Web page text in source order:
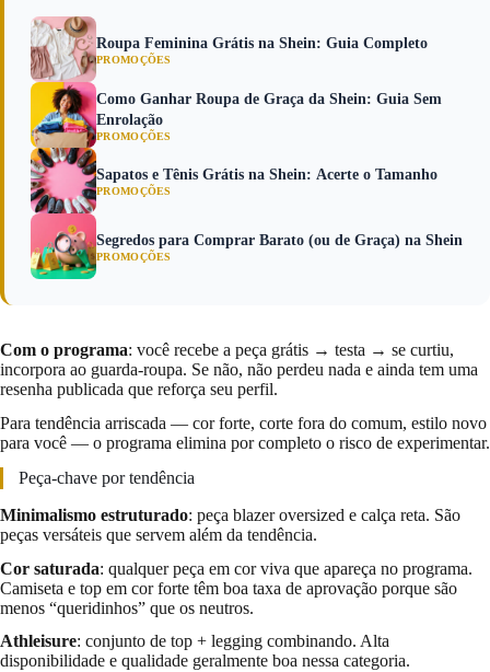
Roupa Feminina Grátis na Shein: Guia Completo
PROMOÇÕES
Como Ganhar Roupa de Graça da Shein: Guia Sem
Enrolação
PROMOÇÕES
Sapatos e Tênis Grátis na Shein: Acerte o Tamanho
PROMOÇÕES
Segredos para Comprar Barato (ou de Graça) na Shein
PROMOÇÕES
Com o programa: você recebe a peça grátis → testa → se curtiu,
incorpora ao guarda-roupa. Se não, não perdeu nada e ainda tem uma
resenha publicada que reforça seu perfil.
Para tendência arriscada — cor forte, corte fora do comum, estilo novo
para você — o programa elimina por completo o risco de experimentar.
Peça-chave por tendência
Minimalismo estruturado: peça blazer oversized e calça reta. São
peças versáteis que servem além da tendência.
Cor saturada: qualquer peça em cor viva que apareça no programa.
Camiseta e top em cor forte têm boa taxa de aprovação porque são
menos “queridinhos” que os neutros.
Athleisure: conjunto de top + legging combinando. Alta
disponibilidade e qualidade geralmente boa nessa categoria.